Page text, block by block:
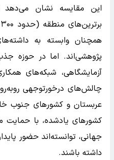
این مقایسه نشان می‌دهد
همچنان وابسته به
پژوهشی‌اند. اما در حوزه جذب
آزمایشگاهی، شبکه‌های
چالش‌های درخورتوجهی روبه‌رو
عربستان و کشورهای جنوب
کشورهای یادشده، با حمایت
جهانی، توانسته‌اند حضور
داشته باشند.